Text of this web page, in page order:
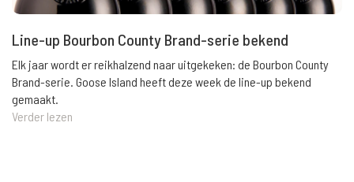
Line-up Bourbon County Brand-serie bekend
Elk jaar wordt er reikhalzend naar uitgekeken: de Bourbon County
Brand-serie. Goose Island heeft deze week de line-up bekend
gemaakt.
Verder lezen